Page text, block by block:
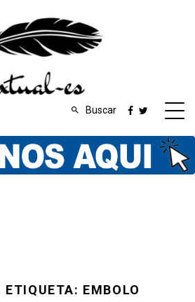
Buscar
ETIQUETA: EMBOLO